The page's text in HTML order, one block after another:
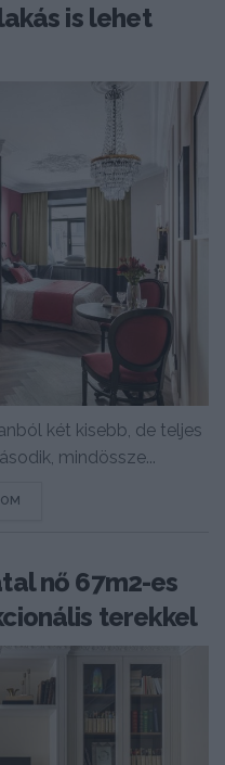
is lehet
két kisebb, de teljes
mindössze...
nő 67m2-es
terekkel